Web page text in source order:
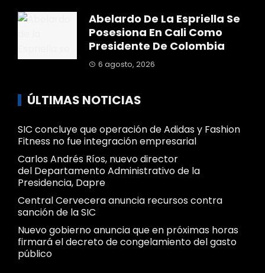
Abelardo De La Espriella Se
Posesiona En Cali Como
Presidente De Colombia
6 agosto, 2026
ÚLTIMAS NOTICIAS
SIC concluye que operación de Adidas y Fashion
Fitness no fue integración empresarial
Carlos Andrés Ríos, nuevo director
del Departamento Administrativo de la
Presidencia, Dapre
Central Cervecera anuncia recursos contra
sanción de la SIC
Nuevo gobierno anuncia que en próximas horas
firmará el decreto de congelamiento del gasto
público